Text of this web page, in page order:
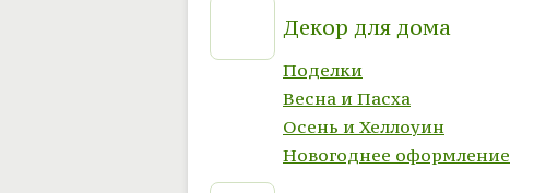
Декор для дома
Поделки
Весна и Пасха
Осень и Хеллоуин
Новогоднее оформление